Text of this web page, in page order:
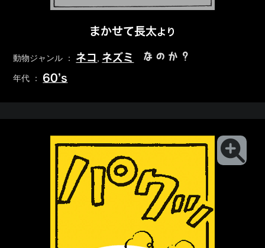
まかせて長太より
動物ジャンル ： ネコ ネズミ なのか？
年代 ： 60’s